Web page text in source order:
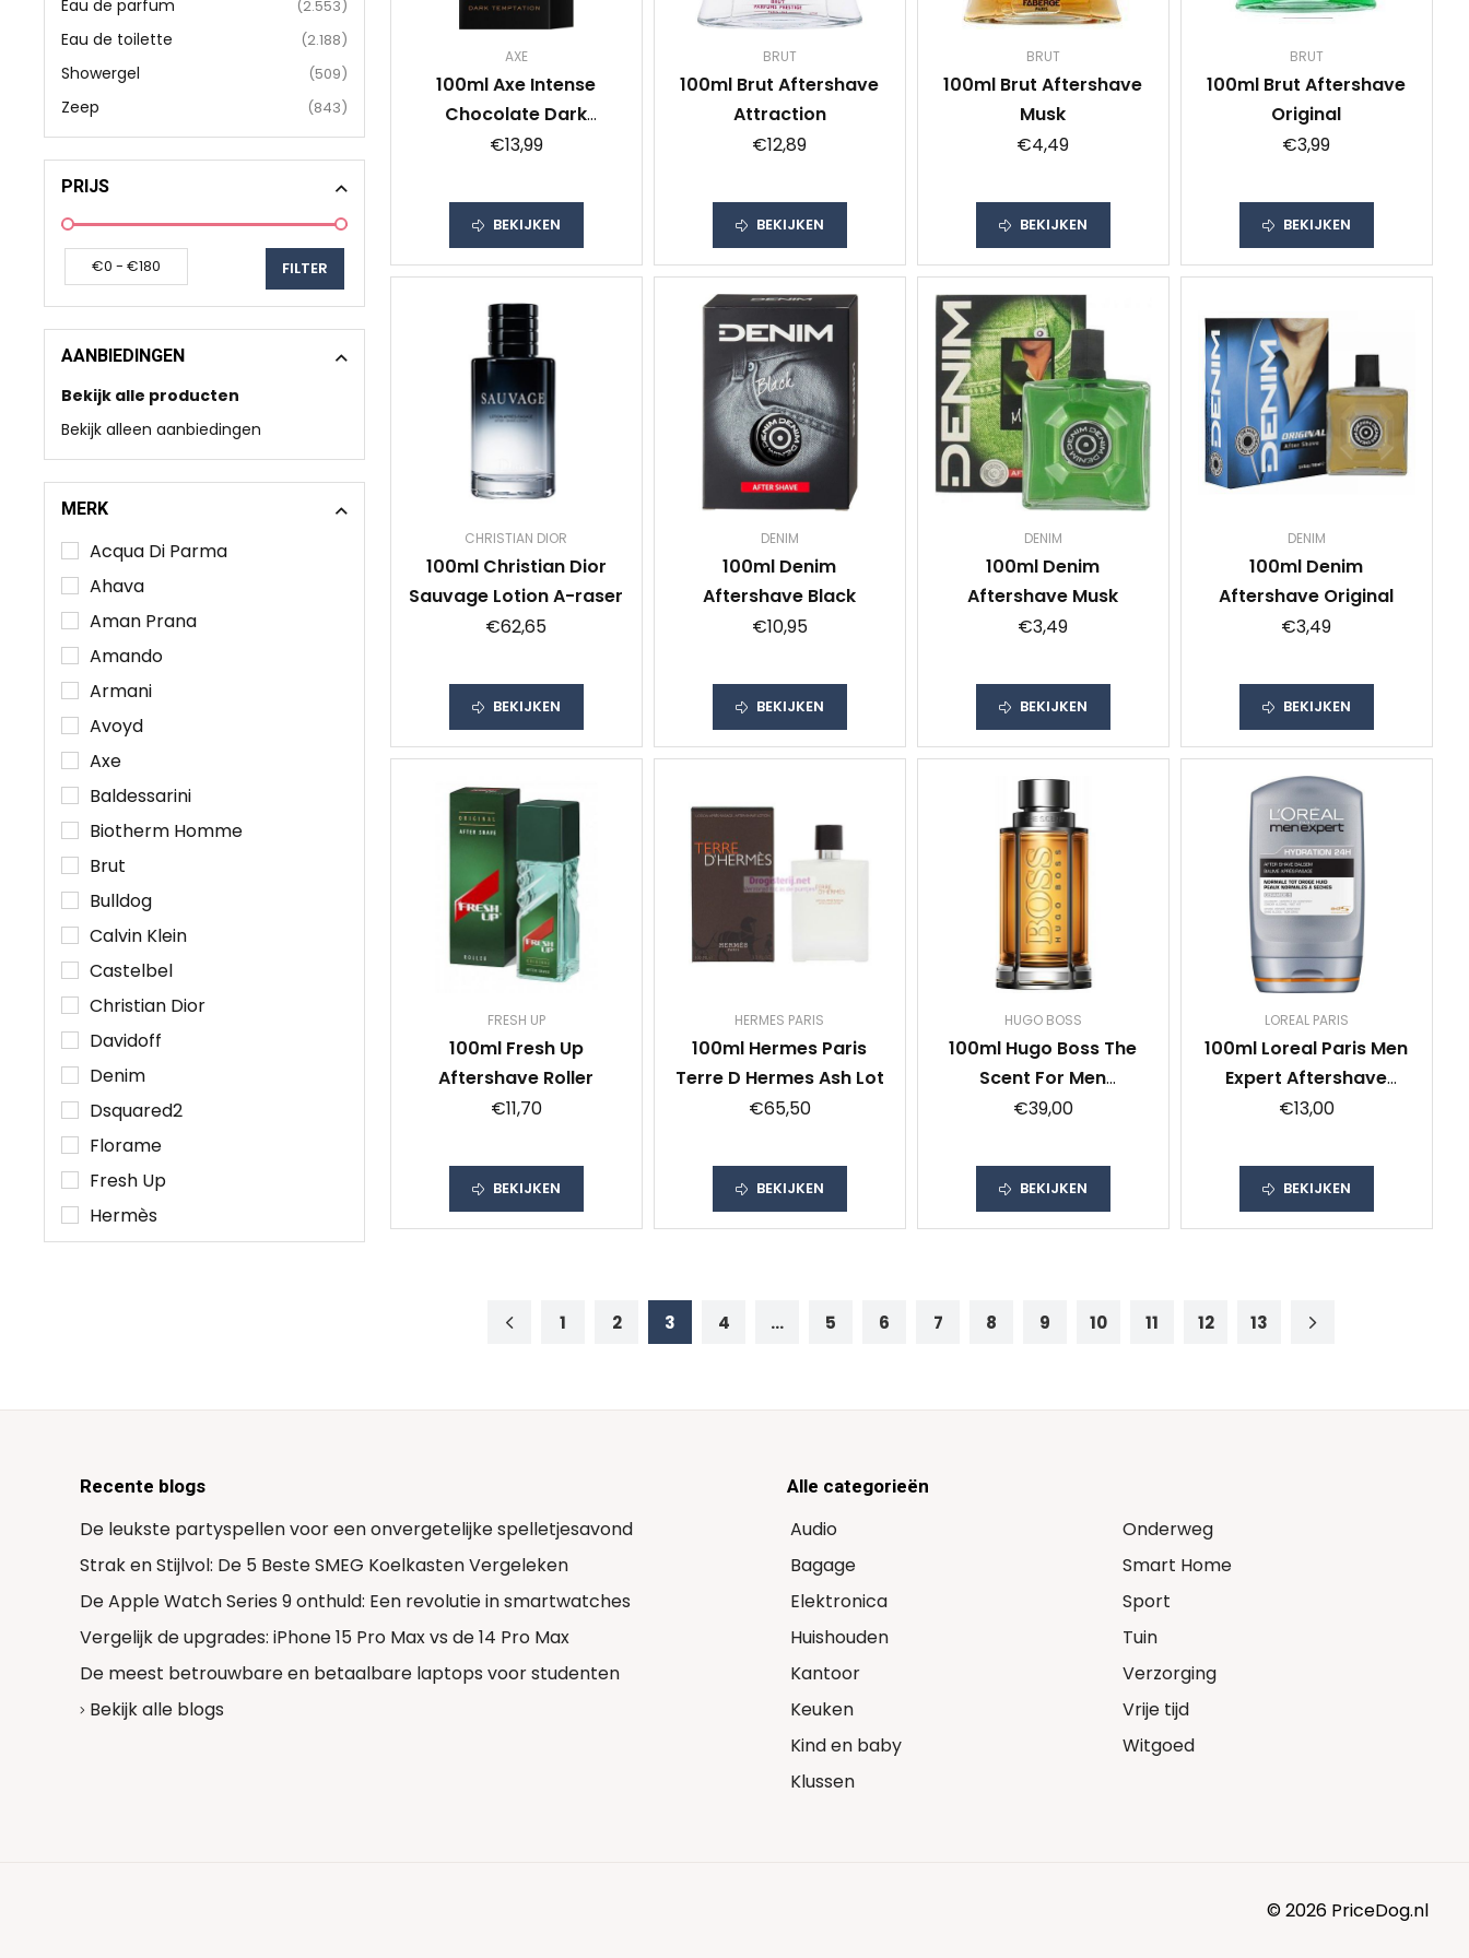
Eau de parfum (2.553)
Eau de toilette (2.188)
Showergel (509)
Zeep (843)
PRIJS
AANBIEDINGEN
Bekijk alle producten
Bekijk alleen aanbiedingen
MERK
Acqua Di Parma
Ahava
Aman Prana
Amando
Armani
Avoyd
Axe
Baldessarini
Biotherm Homme
Brut
Bulldog
Calvin Klein
Castelbel
Christian Dior
Davidoff
Denim
Dsquared2
Florame
Fresh Up
Hermès
Hermes Paris
AXE
100ml Axe Intense
Chocolate Dark
Temptation Aftershave
€13,99
BEKIJKEN
BRUT
100ml Brut Aftershave
Attraction
€12,89
BEKIJKEN
BRUT
100ml Brut Aftershave
Musk
€4,49
BEKIJKEN
BRUT
100ml Brut Aftershave
Original
€3,99
BEKIJKEN
CHRISTIAN DIOR
100ml Christian Dior
Sauvage Lotion A-raser
€62,65
BEKIJKEN
DENIM
100ml Denim
Aftershave Black
€10,95
BEKIJKEN
DENIM
100ml Denim
Aftershave Musk
€3,49
BEKIJKEN
DENIM
100ml Denim
Aftershave Original
€3,49
BEKIJKEN
FRESH UP
100ml Fresh Up
Aftershave Roller
€11,70
BEKIJKEN
HERMES PARIS
100ml Hermes Paris
Terre D Hermes Ash Lot
€65,50
BEKIJKEN
HUGO BOSS
100ml Hugo Boss The
Scent For Men
Aftershave Lotion
€39,00
BEKIJKEN
LOREAL PARIS
100ml Loreal Paris Men
Expert Aftershave
Balsem
€13,00
BEKIJKEN
1 2 3 4 ... 5 6 7 8 9 10 11 12 13
Recente blogs
De leukste partyspellen voor een onvergetelijke spelletjesavond
Strak en Stijlvol: De 5 Beste SMEG Koelkasten Vergeleken
De Apple Watch Series 9 onthuld: Een revolutie in smartwatches
Vergelijk de upgrades: iPhone 15 Pro Max vs de 14 Pro Max
De meest betrouwbare en betaalbare laptops voor studenten
Bekijk alle blogs
Alle categorieën
Audio
Bagage
Elektronica
Huishouden
Kantoor
Keuken
Kind en baby
Klussen
Onderweg
Smart Home
Sport
Tuin
Verzorging
Vrije tijd
Witgoed
© 2026 PriceDog.nl